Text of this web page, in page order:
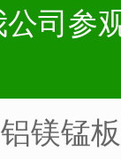
司参
铝镁锰板